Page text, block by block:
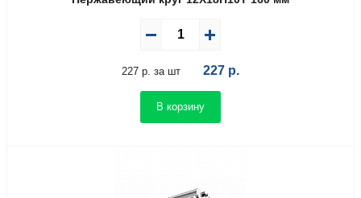
227 р. за шт 227 р.
В корзину